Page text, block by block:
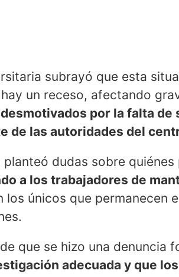
subrayó que esta
un receso, afectando
por la falta de
de las autoridades del
planteó dudas sobre
a los trabajadores de
los únicos que permanecen
que se hizo una denuncia
adecuada y que